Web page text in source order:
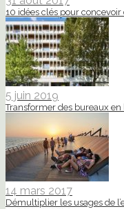
10 idées clés pour
5 juin 2019
Transformer des bureaux
14 mars 2017
Démultiplier les usages de